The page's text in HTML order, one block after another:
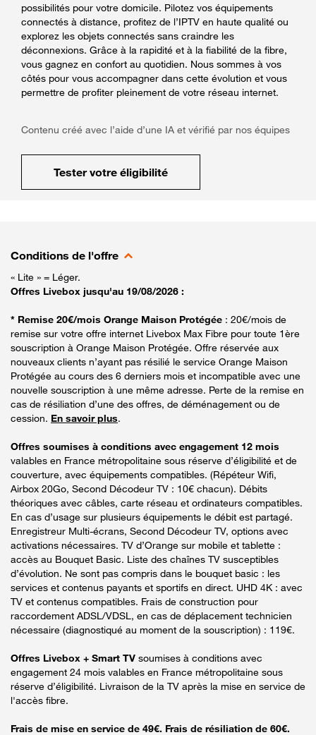
possibilités pour votre domicile. Pilotez vos équipements
connectés à distance, profitez de l’IPTV en haute qualité ou
explorez les objets connectés sans craindre les
déconnexions. Grâce à la rapidité et à la fiabilité de la fibre,
vous gagnez en confort au quotidien. Nous sommes à vos
côtés pour vous accompagner dans cette évolution et vous
permettre de profiter pleinement de votre réseau internet.
Contenu créé avec l’aide d’une IA et vérifié par nos équipes
Tester votre éligibilité
Conditions de l'offre
« Lite » = Léger.
Offres Livebox jusqu'au 19/08/2026 :
* Remise 20€/mois Orange Maison Protégée : 20€/mois de
remise sur votre offre internet Livebox Max Fibre pour toute 1ère
souscription à Orange Maison Protégée. Offre réservée aux
nouveaux clients n’ayant pas résilié le service Orange Maison
Protégée au cours des 6 derniers mois et incompatible avec une
nouvelle souscription à une même adresse. Perte de la remise en
cas de résiliation d’une des offres, de déménagement ou de
cession. En savoir plus.
Offres soumises à conditions avec engagement 12 mois
valables en France métropolitaine sous réserve d’éligibilité et de
couverture, avec équipements compatibles. (Répéteur Wifi,
Airbox 20Go, Second Décodeur TV : 10€ chacun). Débits
théoriques avec câbles, carte réseau et ordinateurs compatibles.
En cas d’usage sur plusieurs équipements le débit est partagé.
Enregistreur Multi-écrans, Second Décodeur TV, options avec
activations nécessaires. TV d’Orange sur mobile et tablette :
accès au Bouquet Basic. Liste des chaînes TV susceptibles
d’évolution. Ne sont pas compris dans le bouquet basic : les
services et contenus payants et sportifs en direct. UHD 4K : avec
TV et contenus compatibles. Frais de construction pour
raccordement ADSL/VDSL, en cas de déplacement technicien
nécessaire (diagnostiqué au moment de la souscription) : 119€.
Offres Livebox + Smart TV soumises à conditions avec
engagement 24 mois valables en France métropolitaine sous
réserve d’éligibilité. Livraison de la TV après la mise en service de
l'accès fibre.
Frais de mise en service de 49€. Frais de résiliation de 60€.